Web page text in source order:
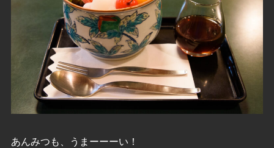
あんみつも、うまーーーい！